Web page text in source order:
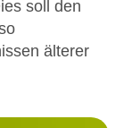
soll den
älterer